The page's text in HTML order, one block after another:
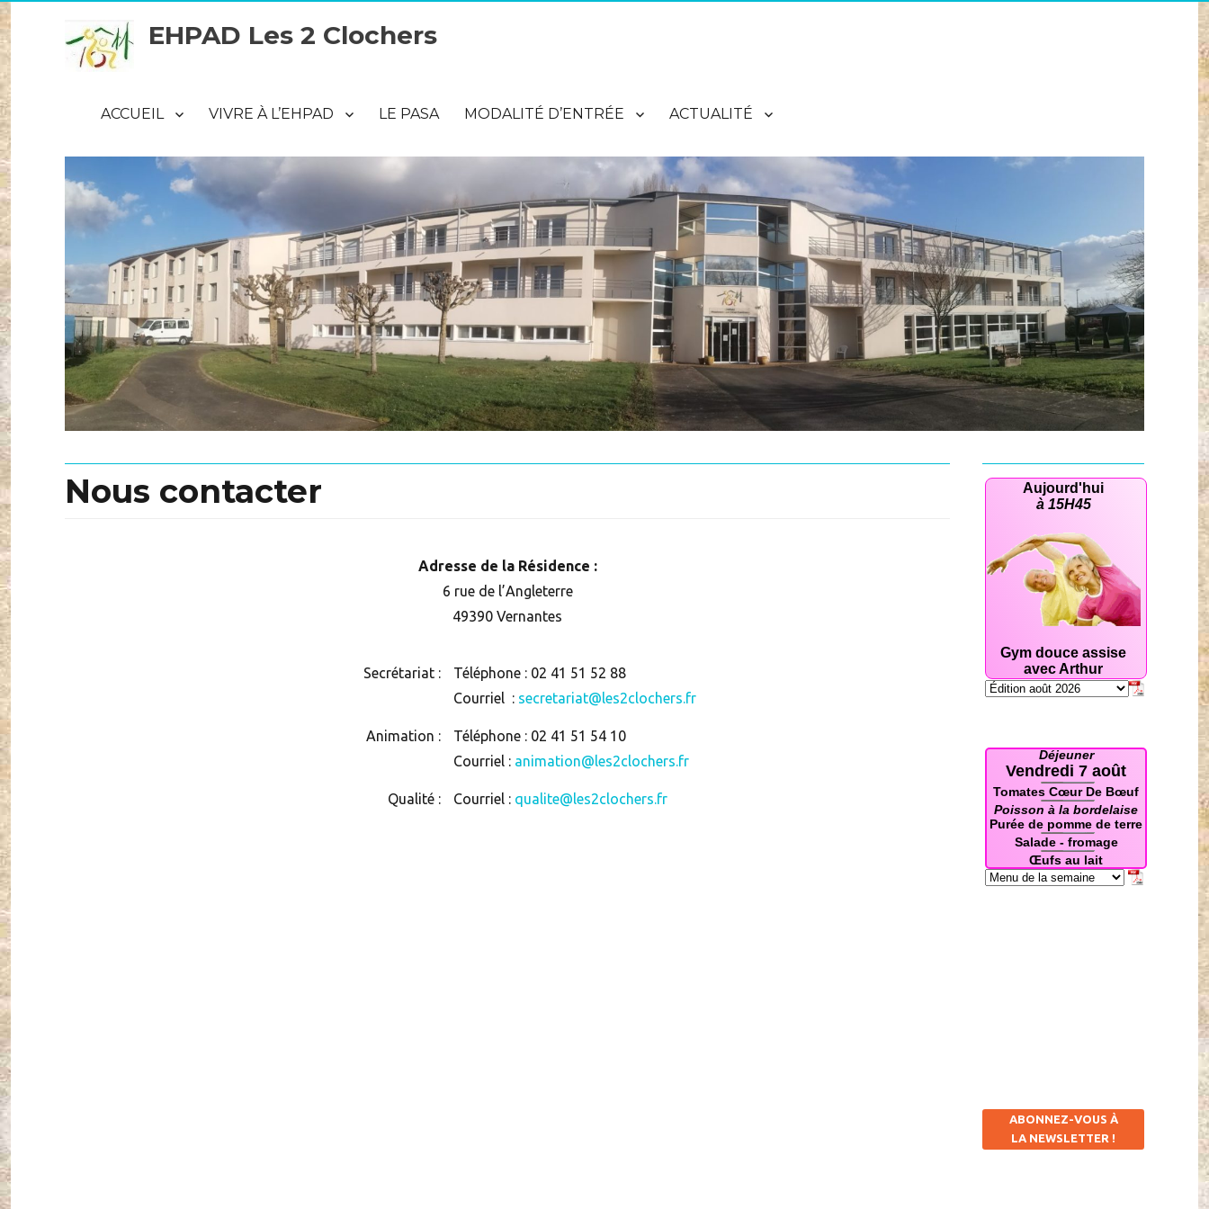
EHPAD Les 2 Clochers
ACCUEIL VIVRE À L’EHPAD LE PASA MODALITÉ D’ENTRÉE ACTUALITÉ
Nous contacter
Adresse de la Résidence :
6 rue de l’Angleterre
49390 Vernantes
Secrétariat :
Téléphone : 02 41 51 52 88
Courriel : secretariat@les2clochers.fr
Animation :
Téléphone : 02 41 51 54 10
Courriel : animation@les2clochers.fr
Qualité : Courriel : qualite@les2clochers.fr
ABONNEZ-VOUS À
LA NEWSLETTER !